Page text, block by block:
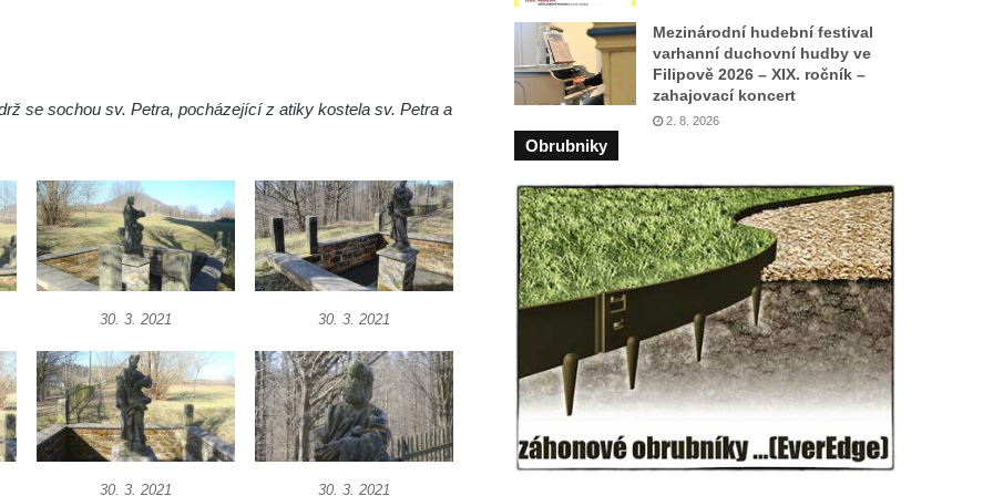
se sochou sv. Petra, pocházející z atiky kostela sv. Petra a
30. 3. 2021 30. 3. 2021
30. 3. 2021 30. 3. 2021
Mezinárodní hudební festival
varhanní duchovní hudby ve
Filipově 2026 – XIX. ročník –
zahajovací koncert
2. 8. 2026
Obrubniky